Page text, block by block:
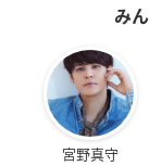
み
宮野真守